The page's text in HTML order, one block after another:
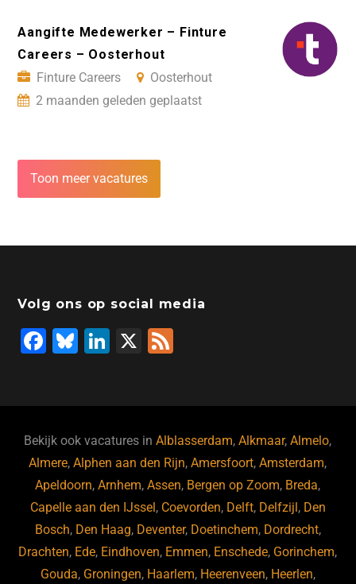
Aangifte Medewerker – Finture
Careers – Oosterhout
Finture Careers
Oosterhout
2 maanden geleden geplaatst
Toon meer vacatures
Volg ons op social media
F
b
o
o
k
Bl
ky
Li
dI
n
X
Bekijk ook vacatures inAlblasserdam,Alkmaar,Almelo,
Almere,Alphen aan den Rijn,Amersfoort,Amsterdam,
Apeldoorn,Arnhem,Assen, Bergen op Zoom, Breda,
Capelle aan den IJssel , Coevorden, Delft, Delfzijl , Den
Bosch, Den Haag, Deventer, Doetinchem, Dordrecht,
Drachten, Ede, Eindhoven, Emmen, Enschede, Gorinchem,
Gouda, Groningen, Haarlem, Heerenveen, Heerlen,